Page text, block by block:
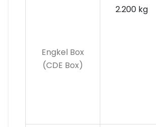
Engkel Box
(CDE Box)
2.200 kg